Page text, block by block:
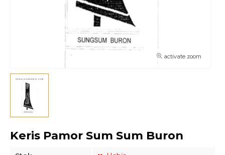
activate zoom
Keris Pamor Sum Sum Buron